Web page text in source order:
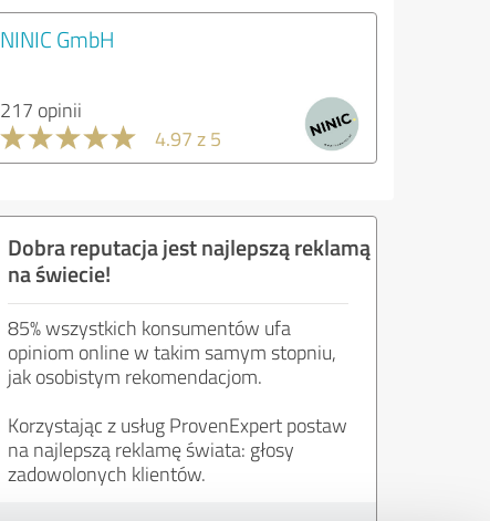
NINIC GmbH
217 opinii
4.97 z 5
Dobra reputacja jest najlepszą reklamą
na świecie!
85% wszystkich konsumentów ufa
opiniom online w takim samym stopniu,
jak osobistym rekomendacjom.
Korzystając z usług ProvenExpert postaw
na najlepszą reklamę świata: głosy
zadowolonych klientów.